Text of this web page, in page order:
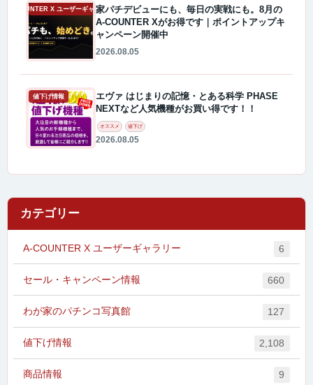
A-COUNTER X ユーザーギャラリー家パチデビューにも、毎日の実戦にも。8月の
A-COUNTER Xがお得です｜ポイントアップキ
ャンペーン開催中
2026.08.05
値下げ情報
エヴァ はじまりの記憶・とある科学 PHASE
NEXTなど人気機種がお買い得です！！
オススメ 値下げ
2026.08.05
カテゴリー
A-COUNTER X ユーザーギャラリー 6
セール・キャンペーン情報 660
わが家のパチンコ写真館 127
値下げ情報 2,108
商品情報 9